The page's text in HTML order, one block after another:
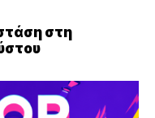
στη